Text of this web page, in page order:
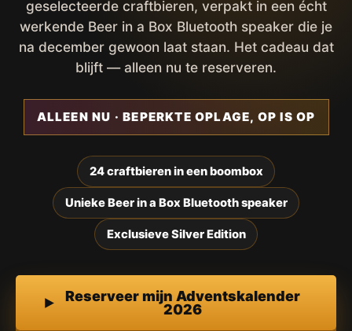
geselecteerde craftbieren, verpakt in een écht
werkende Beer in a Box Bluetooth speaker die je
na december gewoon laat staan. Het cadeau dat
blijft — alleen nu te reserveren.
ALLEEN NU · BEPERKTE OPLAGE, OP IS OP
24 craftbieren in een boombox
Unieke Beer in a Box Bluetooth speaker
Exclusieve Silver Edition
Reserveer mijn Adventskalender
2026